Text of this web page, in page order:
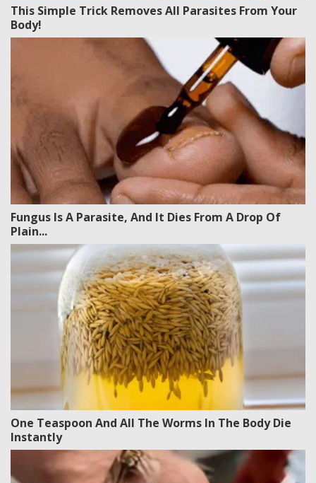
This Simple Trick Removes All Parasites From Your
Body!
Fungus Is A Parasite, And It Dies From A Drop Of
Plain...
One Teaspoon And All The Worms In The Body Die
Instantly